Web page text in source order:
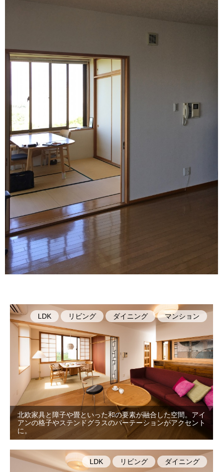
北欧家具と障子や畳といった和の要素が融合した空間。アイ
アンの格子やステンドグラスのパーテーションがアクセント
に。
LDK リビング ダイニング マンション
LDK リビング ダイニング